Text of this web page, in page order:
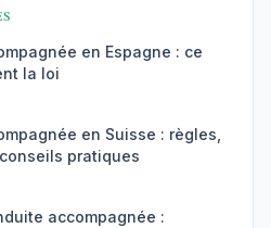
en Espagne : ce
la loi
en Suisse : règles,
pratiques
accompagnée :